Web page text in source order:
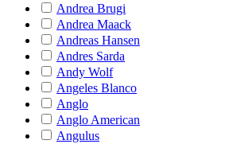
Andrea Brugi
Andrea Maack
Andreas Hansen
Andres Sarda
Andy Wolf
Angeles Blanco
Anglo
Anglo American
Angulus